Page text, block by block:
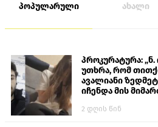
პოპულარული ახალი
პროკურატურა: „ნ.
უთხრა, რომ
ავალიანი
იჩენდა მის
თავს დასხმოდა
2 დღის წინ